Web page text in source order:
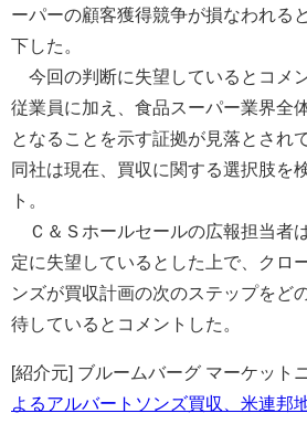
ーパーの顧客獲得競争が損なわれる
下した。
今回の判断に失望しているとコメ
従業員に加え、食品スーパー業界全
となることを示す証拠が見落とされ
同社は現在、買収に関する選択肢を
ト。
Ｃ＆Ｓホールセールの広報担当者
定に失望しているとした上で、クロ
ンズが買収計画の次のステップをど
待しているとコメントした。
[紹介元] ブルームバーグ マーケット
よるアルバートソンズ買収、米連邦